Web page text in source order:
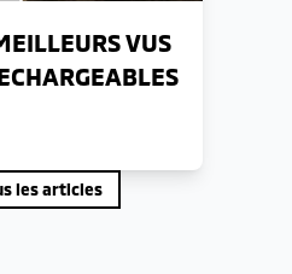
VUS
les articles